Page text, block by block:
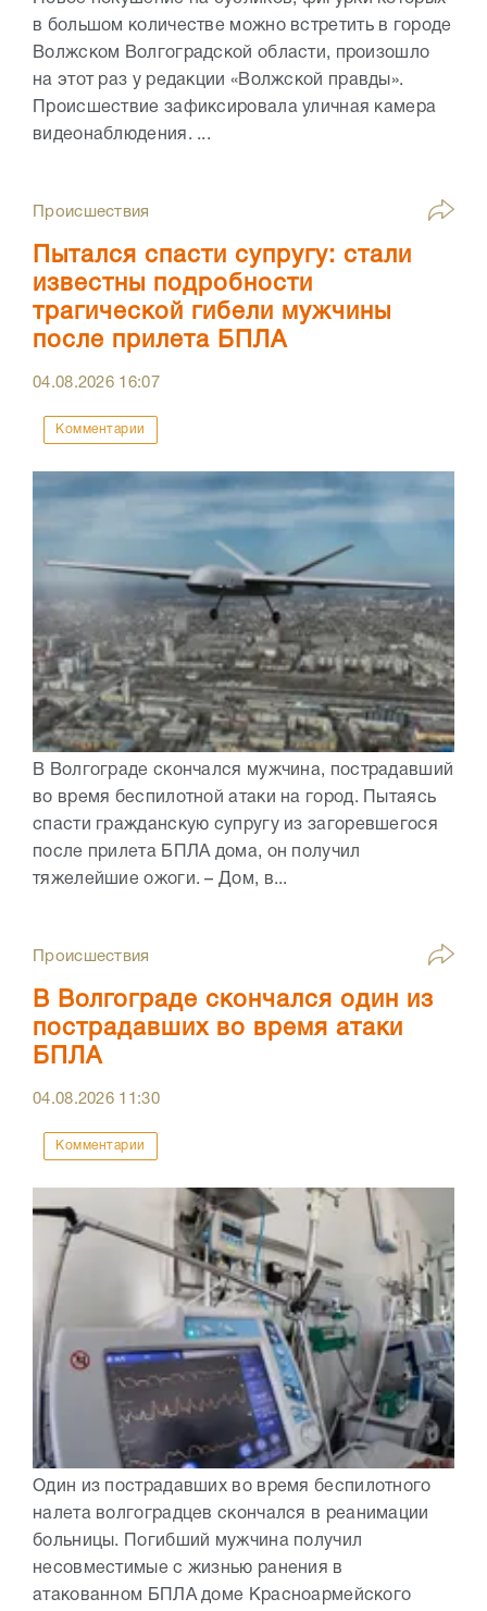
в большом количестве можно встретить в городе
Волжском Волгоградской области, произошло
на этот раз у редакции «Волжской правды».
Происшествие зафиксировала уличная камера
видеонаблюдения. ...
Происшествия
Пытался спасти супругу: стали
известны подробности
трагической гибели мужчины
после прилета БПЛА
04.08.2026 16:07
Комментарии
В Волгограде скончался мужчина, пострадавший
во время беспилотной атаки на город. Пытаясь
спасти гражданскую супругу из загоревшегося
после прилета БПЛА дома, он получил
тяжелейшие ожоги. – Дом, в...
Происшествия
В Волгограде скончался один из
пострадавших во время атаки
БПЛА
04.08.2026 11:30
Комментарии
Один из пострадавших во время беспилотного
налета волгоградцев скончался в реанимации
больницы. Погибший мужчина получил
несовместимые с жизнью ранения в
атакованном БПЛА доме Красноармейского